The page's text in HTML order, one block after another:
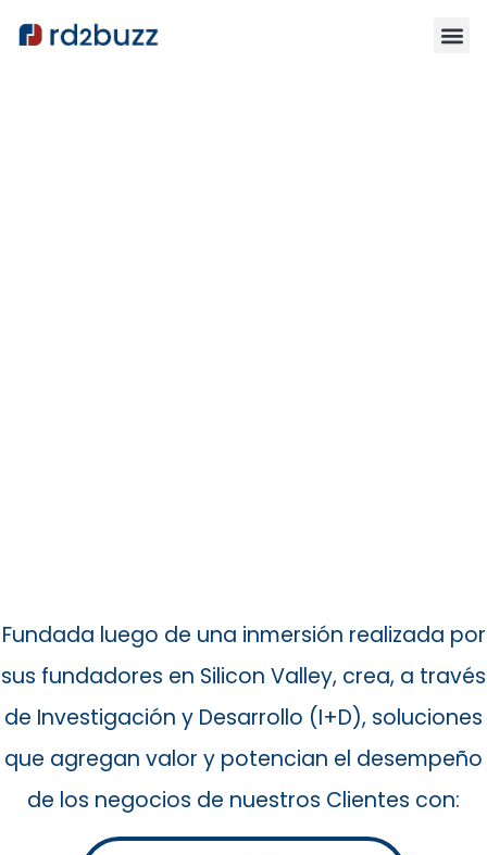
Fundada luego de una inmersión realizada por
sus fundadores en Silicon Valley, crea, a través
de Investigación y Desarrollo (I+D), soluciones
que agregan valor y potencian el desempeño
de los negocios de nuestros Clientes con: